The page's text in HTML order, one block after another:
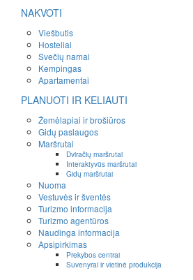
NAKVOTI
Viešbutis
Hosteliai
Svečių namai
Kempingas
Apartamentai
PLANUOTI IR KELIAUTI
Žemėlapiai ir brošiūros
Gidų paslaugos
Maršrutai
Dviračių maršrutai
Interaktyvūs maršrutai
Gidų maršrutai
Nuoma
Vestuvės ir šventės
Turizmo informacija
Turizmo agentūros
Naudinga informacija
Apsipirkimas
Prekybos centrai
Suvenyrai ir vietinė produkcija